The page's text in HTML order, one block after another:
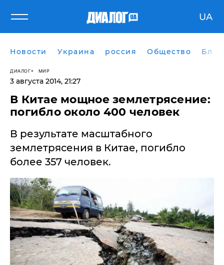
UA
Новости Украина россия Общество
ДИАЛОГ МИР
3 августа 2014, 21:27
В Китае мощное землетрясение:
погибло около 400 человек
В результате масштабного
землетрясения в Китае, погибло
более 357 человек.